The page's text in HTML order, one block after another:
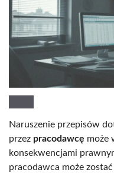
Naruszenie przepisów
przez pracodawcę może
konsekwencjami
pracodawca może